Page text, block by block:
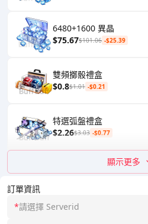
訂單資訊
*請選擇 Serverid
6480+1600 異晶
$75.67$101.06 -$25.39
雙頻擲骰禮盒
$0.8$1.01 -$0.21
特選弧盤禮盒
$2.26$3.03 -$0.77
顯示更多